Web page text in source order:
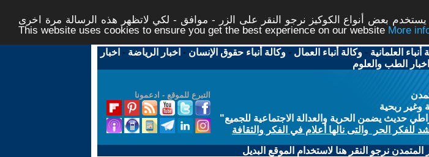
بعض أنواع الكوكيز نرجو النقر على الزر - موافق - لكي لاتظهر هذه الرسالة مرة اخرى -
This website uses cookies to ensure you get the best experience on our website
أنباء العلمانية -وكالة أنباء العمال -وكالة أنباء حقوق الإنسان - اخبار الرياضة - اخبار
اخبار الطب والعلوم
التبرع للموقع - ادعمونا
وغير ربحية
حديث يضمن الحرية والعدالة الاجتماعية للجميع"
للفكر الحر والتى نالها أعلام في الفكر والثقافة
نرجو النقر هنا لاستخدام الموقع البديل